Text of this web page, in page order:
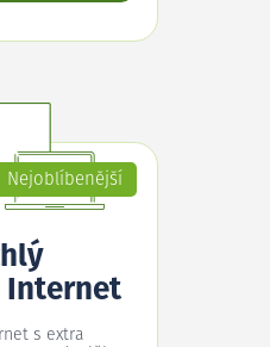
Nejoblíbenější
Internet
s extra